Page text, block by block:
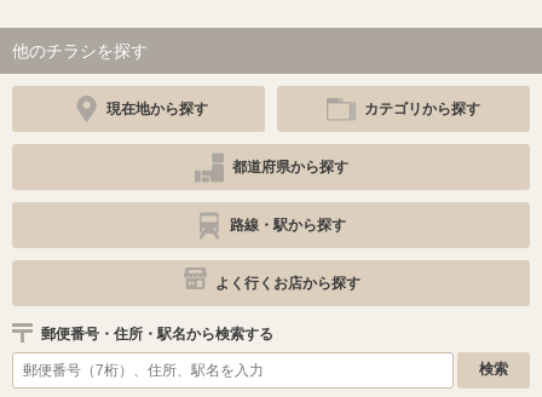
他のチラシを探す
現在地から探す カテゴリから探す
都道府県から探す
路線・駅から探す
よく行くお店から探す
郵便番号・住所・駅名から検索する